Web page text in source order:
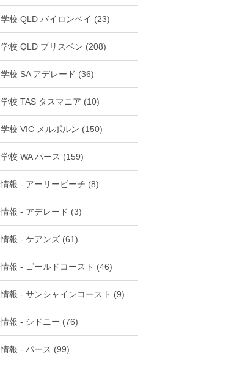
学校 QLD バイロンベイ (23)
学校 QLD ブリスベン (208)
学校 SA アデレード (36)
学校 TAS タスマニア (10)
学校 VIC メルボルン (150)
学校 WA パース (159)
情報 - アーリービーチ (8)
情報 - アデレード (3)
情報 - ケアンズ (61)
情報 - ゴールドコースト (46)
情報 - サンシャインコースト (9)
情報 - シドニー (76)
情報 - パース (99)